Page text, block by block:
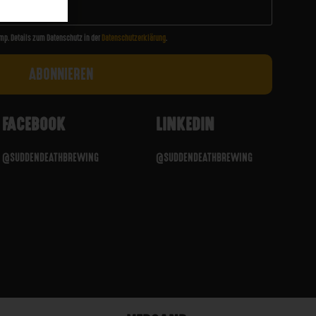
Details zum Datenschutz in der Datenschutzerklärung.
FACEBOOK
@SUDDENDEATHBREWING
LINKEDIN
@SUDDENDEATHBREWING